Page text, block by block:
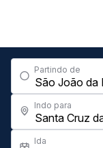
Partindo de
Indo para
Ida